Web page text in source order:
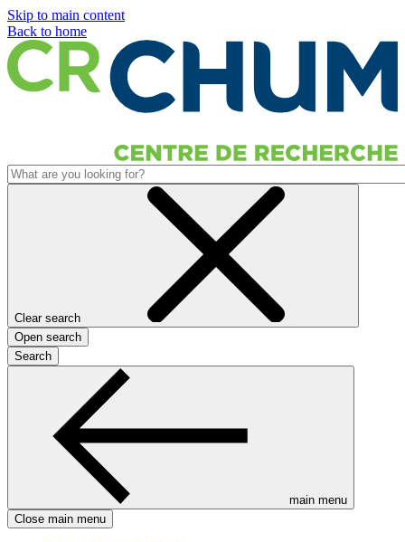
Skip to main content
Back to home
Clear search
Open search
Search
main menu
Close main menu